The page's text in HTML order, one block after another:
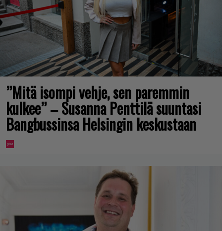
”Mitä isompi vehje, sen paremmin
kulkee” – Susanna Penttilä suuntasi
Bangbussinsa Helsingin keskustaan